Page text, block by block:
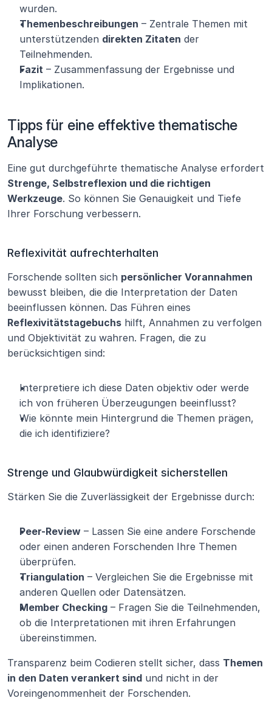
wurden.
Themenbeschreibungen – Zentrale Themen mit
unterstützenden direkten Zitaten der
Teilnehmenden.
Fazit – Zusammenfassung der Ergebnisse und
Implikationen.
Tipps für eine effektive thematische
Analyse
Strenge, Selbstreflexion und die richtigen
Werkzeuge. So können Sie Genauigkeit und Tiefe
Ihrer Forschung verbessern.
Reflexivität aufrechterhalten
Forschende sollten sich persönlicher Vorannahmen
bewusst bleiben, die die Interpretation der Daten
Reflexivitätstagebuchs hilft, Annahmen zu verfolgen
und Objektivität zu wahren. Fragen, die zu
berücksichtigen sind:
Interpretiere ich diese Daten objektiv oder werde
ich von früheren Überzeugungen beeinflusst?
Wie könnte mein Hintergrund die Themen prägen,
die ich identifiziere?
Strenge und Glaubwürdigkeit sicherstellen
Stärken Sie die Zuverlässigkeit der Ergebnisse durch:
Peer-Review – Lassen Sie eine andere Forschende
oder einen anderen Forschenden Ihre Themen
überprüfen.
Triangulation – Vergleichen Sie die Ergebnisse mit
anderen Quellen oder Datensätzen.
Member Checking – Fragen Sie die Teilnehmenden,
ob die Interpretationen mit ihren Erfahrungen
übereinstimmen.
Transparenz beim Codieren stellt sicher, dass Themen
in den Daten verankert sind und nicht in der
Voreingenommenheit der Forschenden.